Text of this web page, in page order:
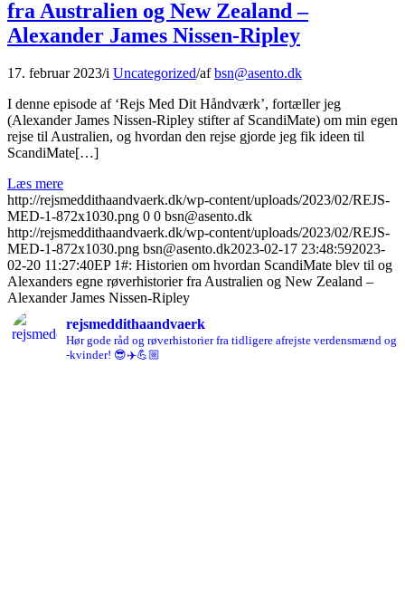
fra Australien og New Zealand –
Alexander James Nissen-Ripley
17. februar 2023/i Uncategorized/afbsn@asento.dk
I denne episode af ‘Rejs Med Dit Håndværk’, fortæller jeg
(Alexander James Nissen-Ripley stifter af ScandiMate) om min egen
rejse til Australien, og hvordan den rejse gjorde jeg fik ideen til
ScandiMate[…]
Læs mere
http://rejsmeddithaandvaerk.dk/wp-content/uploads/2023/02/REJS-
MED-1-872x1030.png 0 0 bsn@asento.dk
http://rejsmeddithaandvaerk.dk/wp-content/uploads/2023/02/REJS-
MED-1-872x1030.png bsn@asento.dk2023-02-17 23:48:592023-
02-20 11:27:40EP 1#: Historien om hvordan ScandiMate blev til og
Alexanders egne røverhistorier fra Australien og New Zealand –
Alexander James Nissen-Ripley
rejsmeddithaandvaerk
Hør gode råd og røverhistorier fra tidligere afrejste verdensmænd og
-kvinder! 😎✈️💪🏼